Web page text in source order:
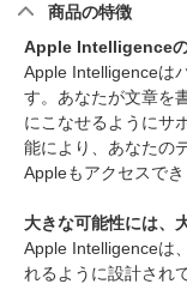
商品の特徴
Apple Intelligenceの
Apple Intelligenceは
す。あなたが文章を
にこなせるようにサ
能により、あなたの
Appleもアクセスで
大きな可能性には、
Apple Intelligenceは
れるように設計され